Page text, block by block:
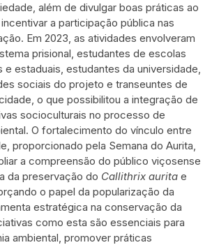
além de divulgar boas práticas ao
a participação pública nas
Em 2023, as atividades envolveram
prisional, estudantes de escolas
e estaduais, estudantes da universidade,
sociais do projeto e transeuntes de
o que possibilitou a integração de
socioculturais no processo de
O fortalecimento do vínculo entre
proporcionado pela Semana do Aurita,
a compreensão do público viçosense
da preservação do Callithrix aurita e
o papel da popularização da
estratégica na conservação da
como esta são essenciais para
ambiental, promover práticas